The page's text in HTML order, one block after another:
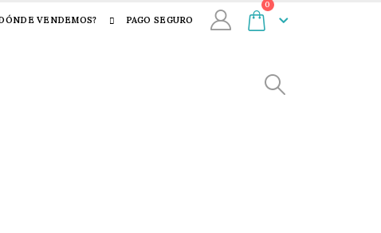
VENDEMOS? PAGO SEGURO
0